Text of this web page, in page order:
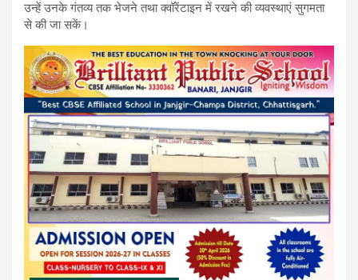
उन्हें उनके गंतव्य तक भेजने तथा क्वॉरेंटाइन में रखने की व्यवस्थाएं सुगमता
से की जा सकें।